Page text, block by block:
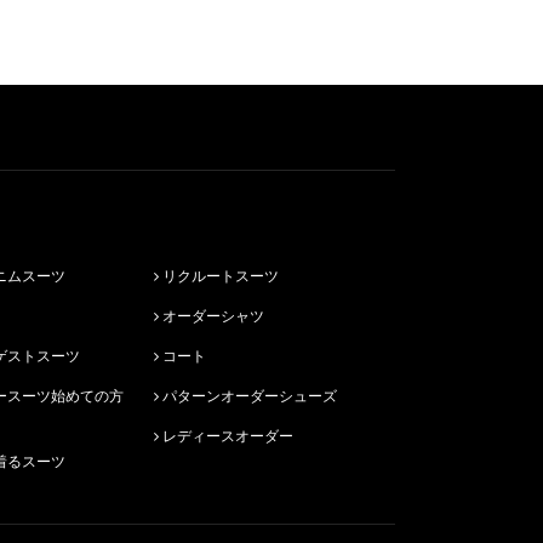
ムスーツ
ストスーツ
るスーツ
リクルートスーツ
オーダーシャツ
コート
パターンオーダーシューズ
レディースオーダー